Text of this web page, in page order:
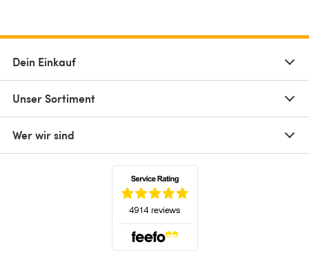
Dein Einkauf
Unser Sortiment
Wer wir sind